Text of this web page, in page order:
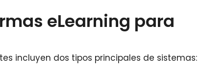
eLearning para
incluyen dos tipos principales de sistemas: